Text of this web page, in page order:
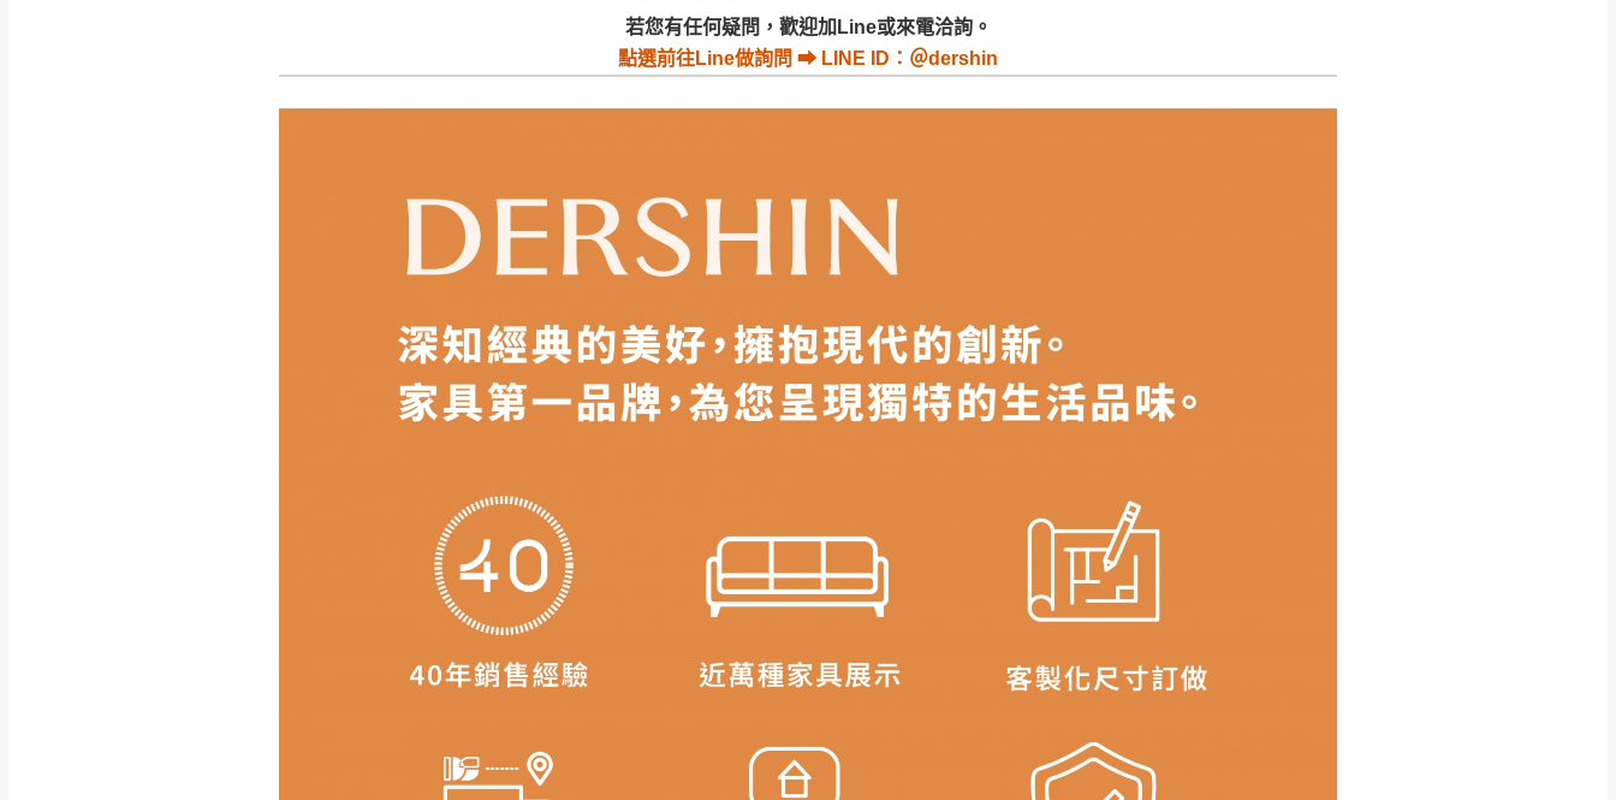
若您有任何疑問，歡迎加Line或來電洽詢。
點選前往Line做詢問 ⮕ LINE ID：＠dershin
本司貨車運送如因路況不佳、天候惡劣、過於偏遠之山區內等，或收貨地點搬運過於困難等因素，導致無法順利配送，
本公司除了盡最大努力完成配送外，視狀況保有出貨的權利。
讓您不用整天在家等貨，以免浪費你的寶貴時間。
如遇自然災害、政府宣布之災害警報等不可抗力情事，而危及運送人員輸送之安全，本司得視狀況延後或停止運送服
期間，恕暫停百貨公司相關運送 》
無回收家具服務，若需回收家俱可聯絡當地請清潔隊回收,免付費清運專線：0800-085-717
如欲放置營業場所及公開場合之商品則無享有商品一年保固之服務。
時請儘速於三日內完成付款，交易恕不殺價，商品均已最低價格售出